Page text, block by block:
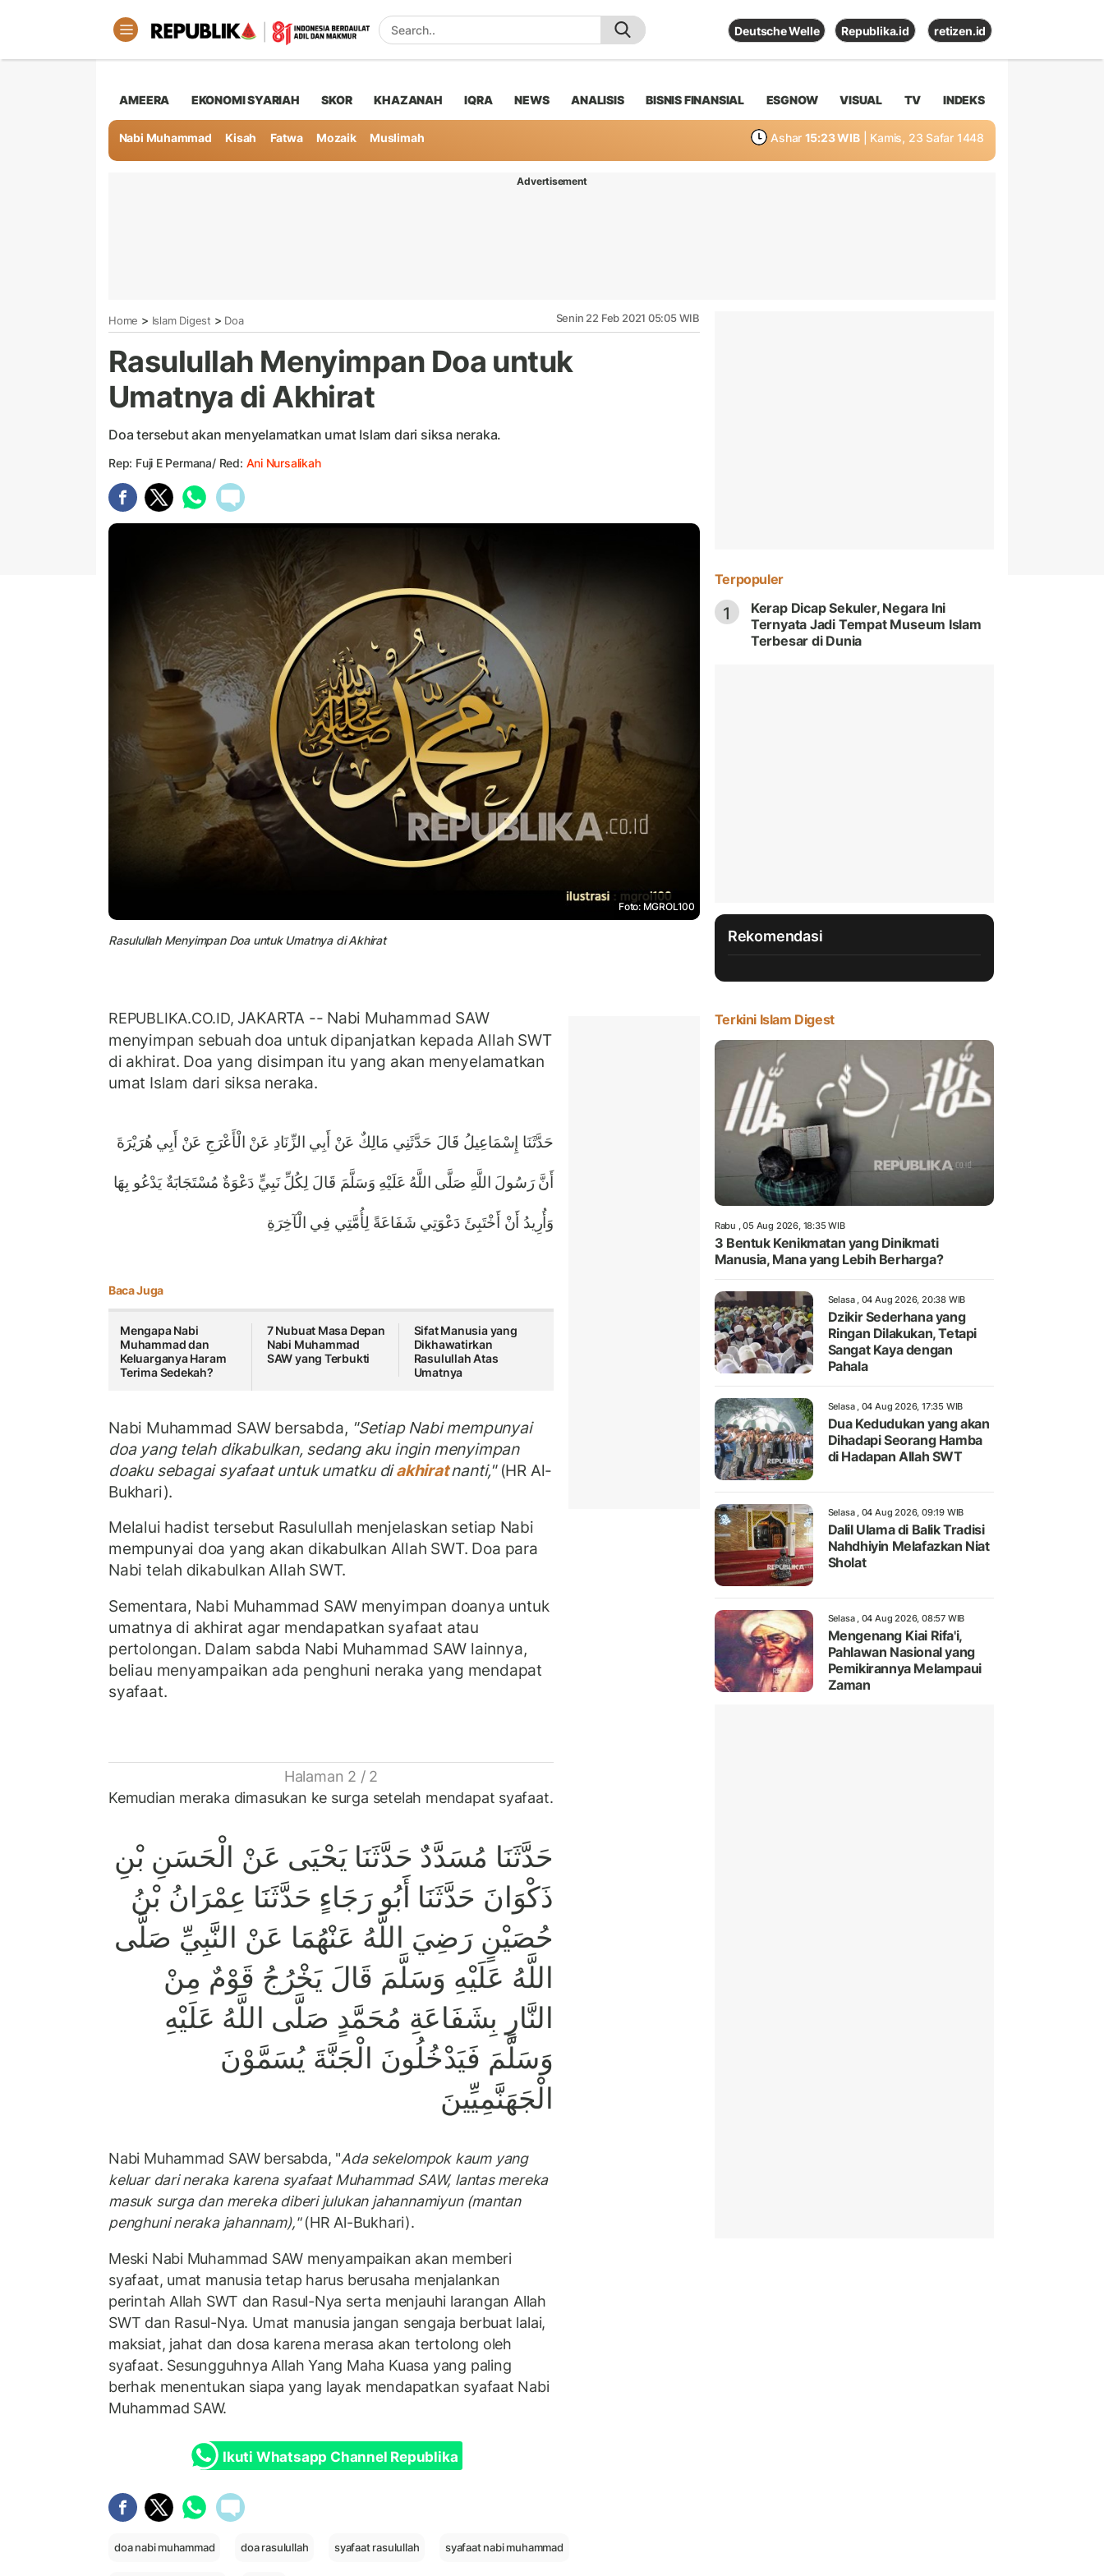
Deutsche Welle Republika.id retizen.id
AMEERA EKONOMI SYARIAH SKOR KHAZANAH IQRA NEWS ANALISIS BISNIS FINANSIAL ESGNOW VISUAL TV INDEKS
Nabi Muhammad Kisah Fatwa Mozaik Muslimah Ashar 15:23 WIB | Kamis, 23 Safar 1448
Advertisement
Home > Islam Digest > Doa Senin 22 Feb 2021 05:05 WIB
Rasulullah Menyimpan Doa untuk
Umatnya di Akhirat
Doa tersebut akan menyelamatkan umat Islam dari siksa neraka.
Rep: Fuji E Permana/ Red: Ani Nursalikah
Foto: MGROL100
Rasulullah Menyimpan Doa untuk Umatnya di Akhirat
REPUBLIKA.CO.ID,JAKARTA -- Nabi Muhammad SAW
menyimpan sebuah doa untuk dipanjatkan kepada Allah SWT
di akhirat. Doa yang disimpan itu yang akan menyelamatkan
umat Islam dari siksa neraka.
حَدَّثَنَا إِسْمَاعِيلُ قَالَ حَدَّثَنِي مَالِكٌ عَنْ أَبِي الزِّنَادِ عَنْ الْأَعْرَجِ عَنْ أَبِي هُرَيْرَةَ
أَنَّ رَسُولَ اللَّهِ صَلَّى اللَّهُ عَلَيْهِ وَسَلَّمَ قَالَ لِكُلِّ نَبِيٍّ دَعْوَةٌ مُسْتَجَابَةٌ يَدْعُو بِهَا
وَأُرِيدُ أَنْ أَخْتَبِئَ دَعْوَتِي شَفَاعَةً لِأُمَّتِي فِي الْآخِرَةِ
Baca Juga
Mengapa Nabi
Muhammad dan
Keluarganya Haram
Terima Sedekah?
7 Nubuat Masa Depan
Nabi Muhammad
SAW yang Terbukti
Sifat Manusia yang
Dikhawatirkan
Rasulullah Atas
Umatnya
Nabi Muhammad SAW bersabda, "Setiap Nabi mempunyai
doa yang telah dikabulkan, sedang aku ingin menyimpan
doaku sebagai syafaat untuk umatku diakhiratnanti,"(HR Al-
Bukhari).
Melalui hadist tersebut Rasulullah menjelaskan setiap Nabi
mempunyai doa yang akan dikabulkan Allah SWT. Doa para
Nabi telah dikabulkan Allah SWT.
Sementara, Nabi Muhammad SAW menyimpan doanya untuk
umatnya di akhirat agar mendapatkan syafaat atau
pertolongan. Dalam sabda Nabi Muhammad SAW lainnya,
beliau menyampaikan ada penghuni neraka yang mendapat
syafaat.
Halaman 2 / 2
Kemudian meraka dimasukan ke surga setelah mendapat syafaat.
حَدَّثَنَا مُسَدَّدٌ حَدَّثَنَا يَحْيَى عَنْ الْحَسَنِ بْنِ
ذَكْوَانَ حَدَّثَنَا أَبُو رَجَاءٍ حَدَّثَنَا عِمْرَانُ بْنُ
حُصَيْنٍ رَضِيَ اللَّهُ عَنْهُمَا عَنْ النَّبِيِّ صَلَّى
اللَّهُ عَلَيْهِ وَسَلَّمَ قَالَ يَخْرُجُ قَوْمٌ مِنْ
النَّارِ بِشَفَاعَةِ مُحَمَّدٍ صَلَّى اللَّهُ عَلَيْهِ
وَسَلَّمَ فَيَدْخُلُونَ الْجَنَّةَ يُسَمَّوْنَ
الْجَهَنَّمِيِّينَ
Nabi Muhammad SAW bersabda, "Ada sekelompok kaum yang
keluar dari neraka karena syafaat Muhammad SAW, lantas mereka
masuk surga dan mereka diberi julukan jahannamiyun (mantan
penghuni neraka jahannam),"(HR Al-Bukhari).
Meski Nabi Muhammad SAW menyampaikan akan memberi
syafaat, umat manusia tetap harus berusaha menjalankan
perintah Allah SWT dan Rasul-Nya serta menjauhi larangan Allah
SWT dan Rasul-Nya. Umat manusia jangan sengaja berbuat lalai,
maksiat, jahat dan dosa karena merasa akan tertolong oleh
syafaat. Sesungguhnya Allah Yang Maha Kuasa yang paling
berhak menentukan siapa yang layak mendapatkan syafaat Nabi
Muhammad SAW.
Ikuti Whatsapp Channel Republika
doa nabi muhammad doa rasulullah syafaat rasulullah syafaat nabi muhammad
Terpopuler
1
Kerap Dicap Sekuler, Negara Ini
Ternyata Jadi Tempat Museum Islam
Terbesar di Dunia
Rekomendasi
Terkini Islam Digest
Rabu , 05 Aug 2026, 18:35 WIB
3 Bentuk Kenikmatan yang Dinikmati
Manusia, Mana yang Lebih Berharga?
Selasa , 04 Aug 2026, 20:38 WIB
Dzikir Sederhana yang
Ringan Dilakukan, Tetapi
Sangat Kaya dengan
Pahala
Selasa , 04 Aug 2026, 17:35 WIB
Dua Kedudukan yang akan
Dihadapi Seorang Hamba
di Hadapan Allah SWT
Selasa , 04 Aug 2026, 09:19 WIB
Dalil Ulama di Balik Tradisi
Nahdhiyin Melafazkan Niat
Sholat
Selasa , 04 Aug 2026, 08:57 WIB
Mengenang Kiai Rifa'i,
Pahlawan Nasional yang
Pemikirannya Melampaui
Zaman